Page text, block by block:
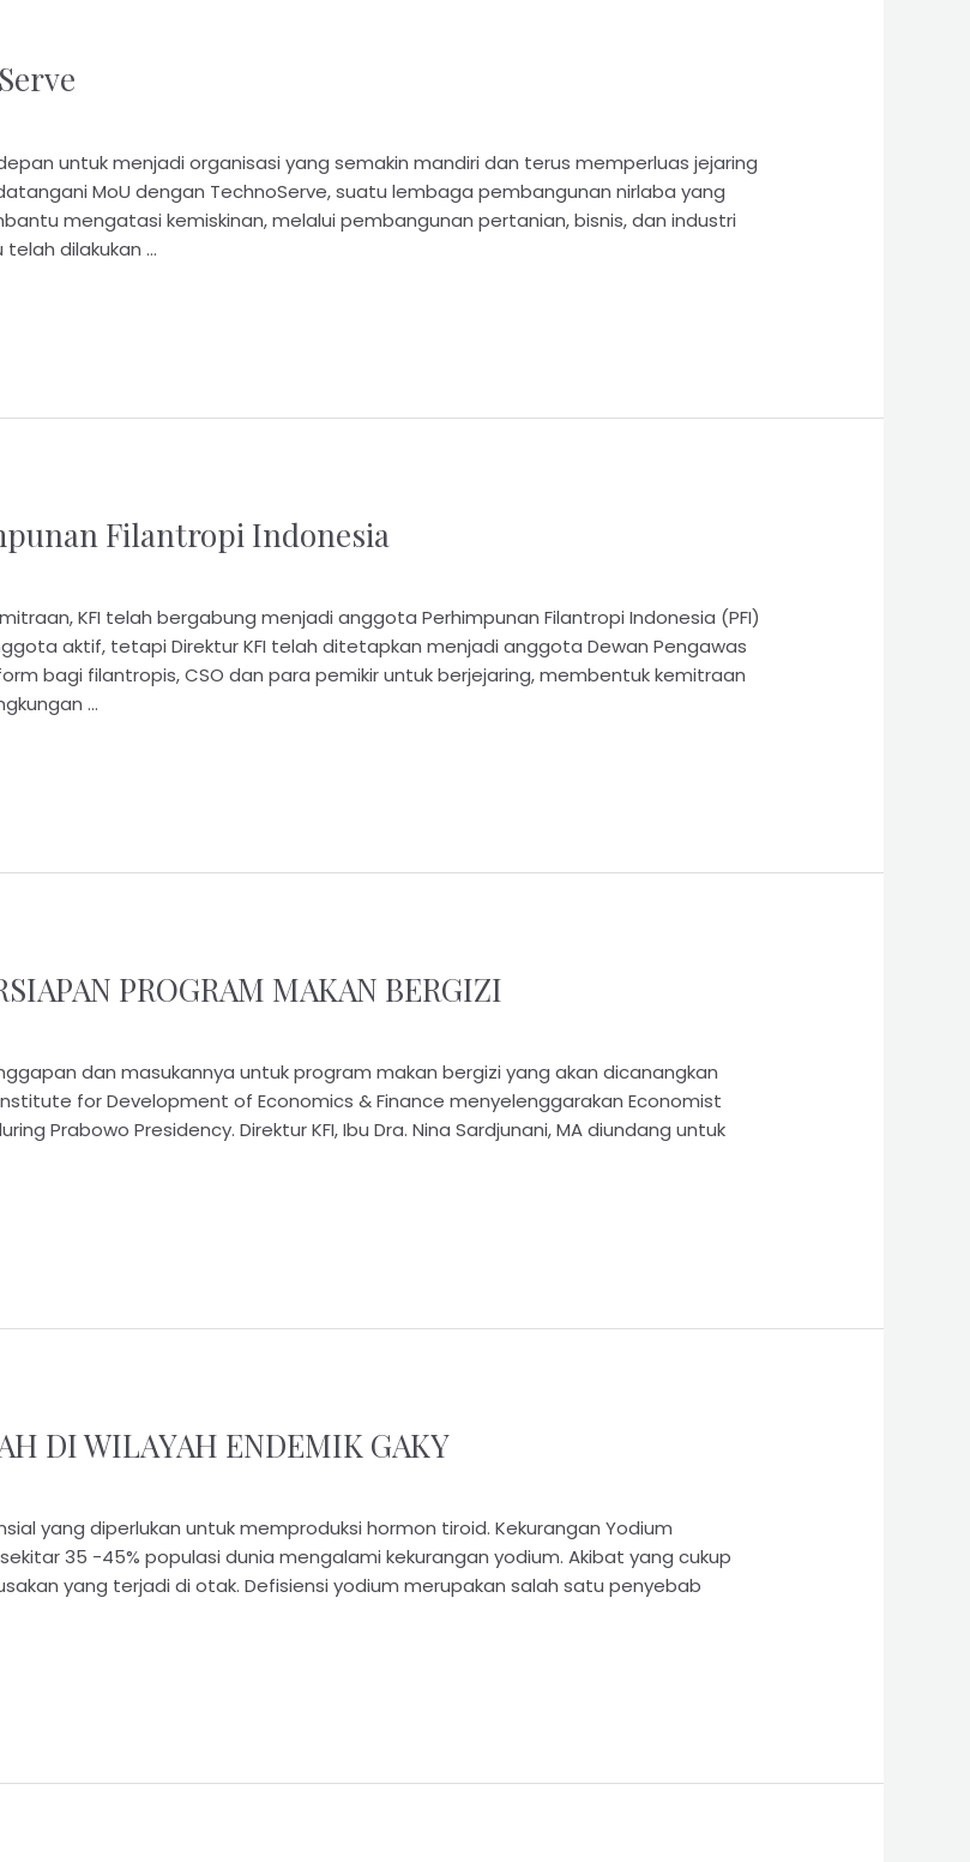
untuk menjadi organisasi yang semakin mandiri dan terus memperluas jejaring
MoU dengan TechnoServe, suatu lembaga pembangunan nirlaba yang
mengatasi kemiskinan, melalui pembangunan pertanian, bisnis, dan industri
dilakukan …
Filantropi Indonesia
KFI telah bergabung menjadi anggota Perhimpunan Filantropi Indonesia (PFI)
aktif, tetapi Direktur KFI telah ditetapkan menjadi anggota Dewan Pengawas
bagi filantropis, CSO dan para pemikir untuk berjejaring, membentuk kemitraan
…
PROGRAM MAKAN BERGIZI
dan masukannya untuk program makan bergizi yang akan dicanangkan
for Development of Economics & Finance menyelenggarakan Economist
Prabowo Presidency. Direktur KFI, Ibu Dra. Nina Sardjunani, MA diundang untuk
DI WILAYAH ENDEMIK GAKY
yang diperlukan untuk memproduksi hormon tiroid. Kekurangan Yodium
35 -45% populasi dunia mengalami kekurangan yodium. Akibat yang cukup
yang terjadi di otak. Defisiensi yodium merupakan salah satu penyebab